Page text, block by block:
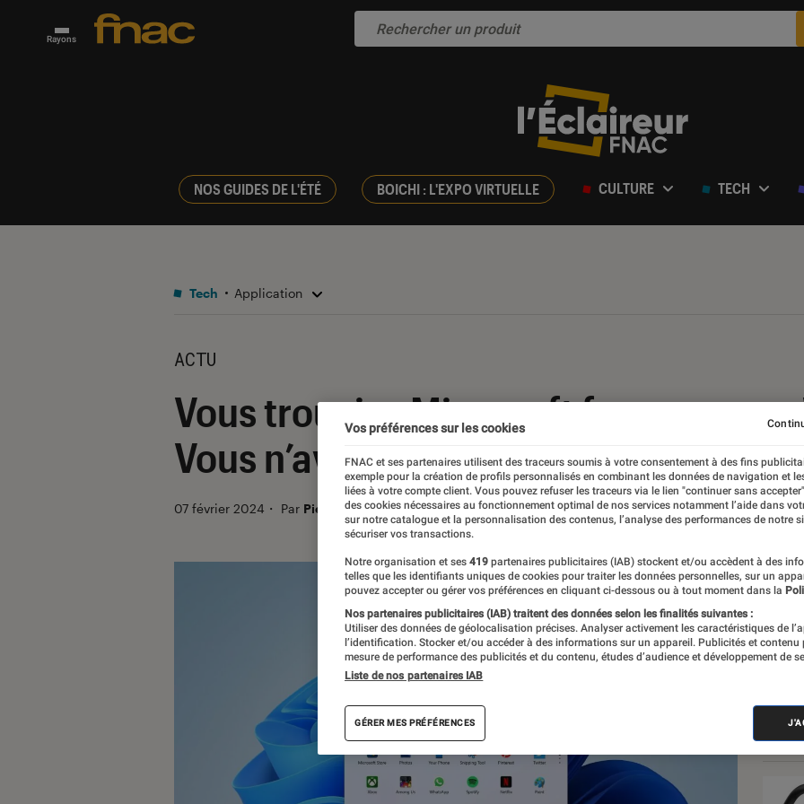
Rayons
NOS GUIDES DE L'ÉTÉ BOICHI : L'EXPO VIRTUELLE CULTURE TECH
Tech Application
ACTU
Vous trouviez Microsoft forceur avec
Vous n’avez encore rien vu
07 février 2024 ・ Par Pierre Crochart
Vos préférences sur les cookies
FNAC et ses partenaires utilisent des traceurs soumis à votre consentement à des fins
exemple pour la création de profils personnalisés en combinant les données de navigation et
liées à votre compte client. Vous pouvez refuser les traceurs via le lien "continuer sans
des cookies nécessaires au fonctionnement optimal de nos services notamment l’aide dans
sur notre catalogue et la personnalisation des contenus, l’analyse des performances de notre
sécuriser vos transactions.
Notre organisation et ses 419 partenaires publicitaires (IAB) stockent et/ou accèdent à des
telles que les identifiants uniques de cookies pour traiter les données personnelles, sur un
pouvez accepter ou gérer vos préférences en cliquant ci-dessous ou à tout moment dans la
Nos partenaires publicitaires (IAB) traitent des données selon les finalités suivantes :
Utiliser des données de géolocalisation précises. Analyser activement les caractéristiques de
l’identification. Stocker et/ou accéder à des informations sur un appareil. Publicités et contenu
mesure de performance des publicités et du contenu, études d’audience et développement de
Liste de nos partenaires IAB
GÉRER MES PRÉFÉRENCES